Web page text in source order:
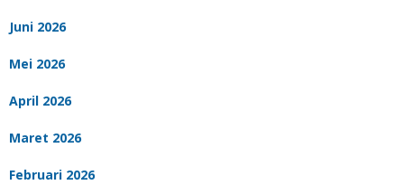
Juni 2026
Mei 2026
April 2026
Maret 2026
Februari 2026